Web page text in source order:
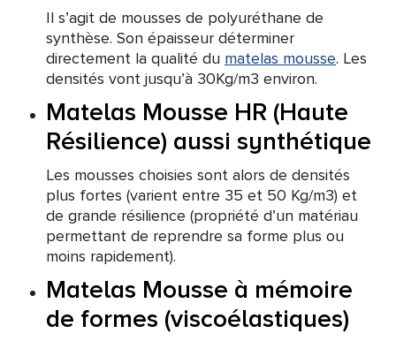
Il s’agit de mousses de polyuréthane de
synthèse. Son épaisseur déterminer
directement la qualité du matelas mousse. Les
densités vont jusqu’à 30Kg/m3 environ.
Matelas Mousse HR (Haute
Résilience) aussi synthétique
Les mousses choisies sont alors de densités
plus fortes (varient entre 35 et 50 Kg/m3) et
de grande résilience (propriété d’un matériau
permettant de reprendre sa forme plus ou
moins rapidement).
Matelas Mousse à mémoire
de formes (viscoélastiques)